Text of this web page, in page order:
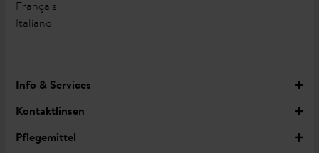
Français
Italiano
Info & Services
Kontaktlinsen
Pflegemittel